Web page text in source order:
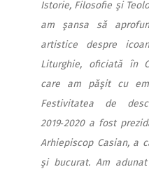
Istorie, Filosofie şi
am şansa să
artistice despre
Liturghie, oficiată în
care am păşit cu
Festivitatea de
2019‑2020 a fost
Arhiepiscop Casian, a
şi bucurat. Am